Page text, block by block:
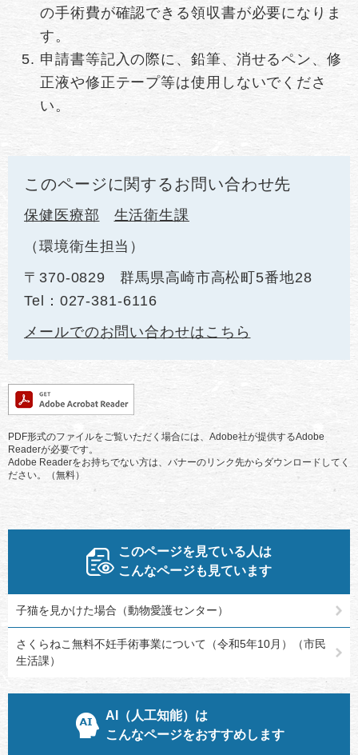
の手術費が確認できる領収書が必要になりま
す。
申請書等記入の際に、鉛筆、消せるペン、修
正液や修正テープ等は使用しないでくださ
い。
このページに関するお問い合わせ先
保健医療部
生活衛生課
環境衛生担当
〒370-0829
群馬県高崎市高松町5番地28
Tel：027-381-6116
メールでのお問い合わせはこちら
PDF形式のファイルをご覧いただく場合には、Adobe社が提供するAdobe
Readerが必要です。
Adobe Readerをお持ちでない方は、バナーのリンク先からダウンロードしてく
ださい。（無料）
このページを見ている人は
こんなページも見ています
子猫を見かけた場合（動物愛護センター）
さくらねこ無料不妊手術事業について（令和5年10月）（市民
生活課）
AI（人工知能）は
こんなページをおすすめします